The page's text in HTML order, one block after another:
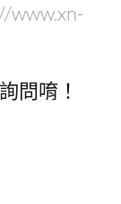
www.xn-
問唷！